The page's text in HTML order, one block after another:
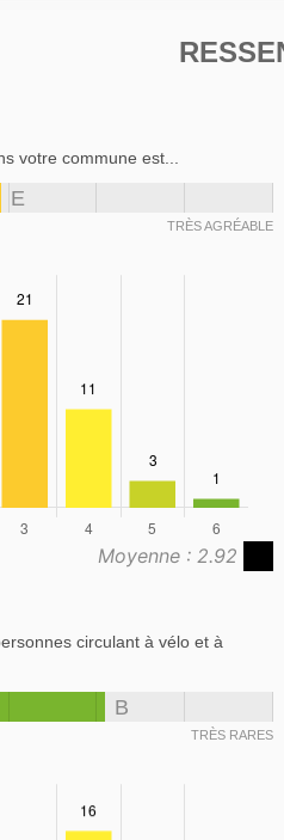
votre commune est...
E
TRÈS AGRÉABLE
Moyenne : 2.92
circulant à vélo et à
B
TRÈS RARES